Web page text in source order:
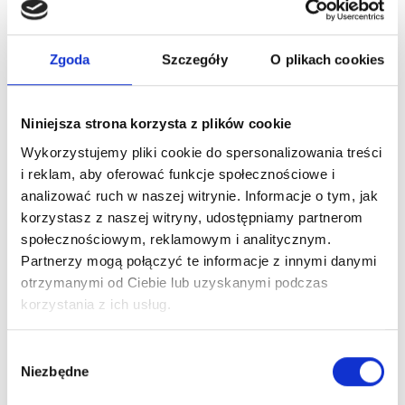
Zgoda Szczegóły O plikach cookies
Niniejsza strona korzysta z plików cookie
Wykorzystujemy pliki cookie do spersonalizowania treści
i reklam, aby oferować funkcje społecznościowe i
analizować ruch w naszej witrynie. Informacje o tym, jak
korzystasz z naszej witryny, udostępniamy partnerom
społecznościowym, reklamowym i analitycznym.
Partnerzy mogą połączyć te informacje z innymi danymi
otrzymanymi od Ciebie lub uzyskanymi podczas
korzystania z ich usług.
Niezbędne
3000 g
299,00zł
Dodaj do koszyka
135,00zł